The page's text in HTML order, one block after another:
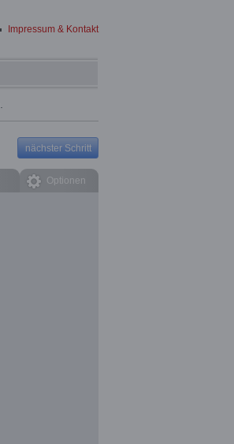
Impressum & Kontakt
nächster Schritt
Optionen